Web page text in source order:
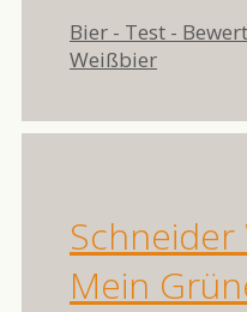
Kategorien
Bier - Test -
Schlagwörter
Weißbier
Schneider
Mein